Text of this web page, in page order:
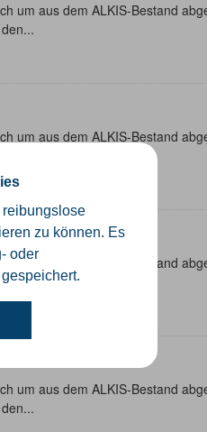
zu können. Es
oder
um aus dem ALKIS-Bestand
um aus dem ALKIS-Bestand
um aus dem ALKIS-Bestand
um aus dem ALKIS-Bestand